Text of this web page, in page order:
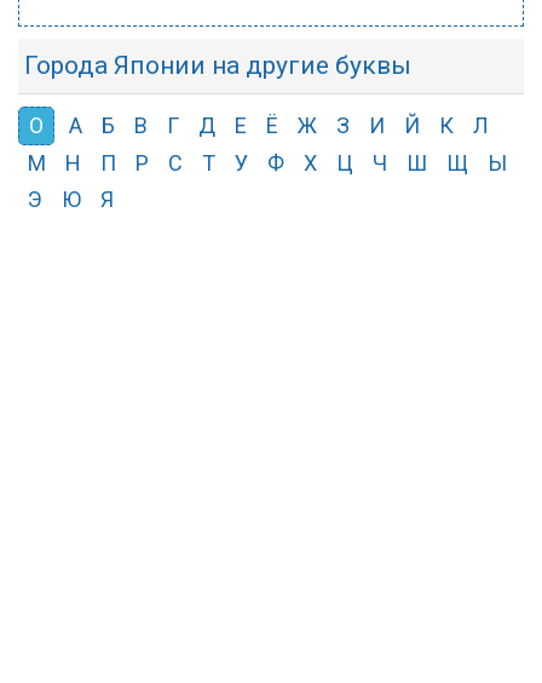
Города Японии на другие буквы
О А Б В Г Д Е Ё Ж З И Й К
Л
М
Н П Р С Т У Ф Х Ц Ч Ш Щ
Ы
Э
Ю Я